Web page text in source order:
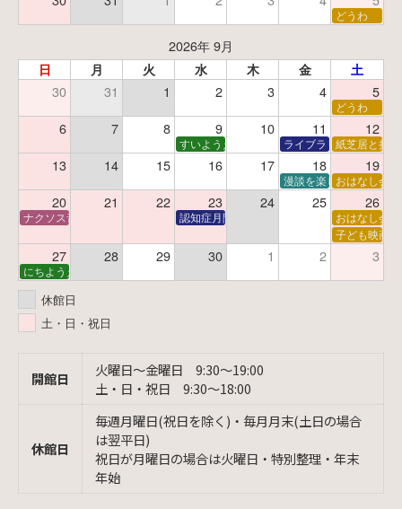
どうわ
2026年 9月
日 月 火 水 木 金 土
30 31 1 2 3 4 5
どうわ
6 7 8 9 10 11 12
すいようえほん ライブラリーシアター
紙芝居と折
13 14 15 16 17 18 19
漫談を楽しむ会 ～漫談
おはなし会
20 21 22 23 24 25 26
ナクソス音楽会 第6回 宇宙を感じるクラシック認知症月間 特別映画会「調査屋マオさんの恋
おはなし会
子ども映画会
27 28 29 30 1 2 3
にちようえほん
休館日
土・日・祝日
開館日
火曜日〜金曜日 9:30〜19:00
土・日・祝日 9:30〜18:00
休館日
毎週月曜日(祝日を除く)・毎月月末(土日の場合
は翌平日)
祝日が月曜日の場合は火曜日・特別整理・年末
年始